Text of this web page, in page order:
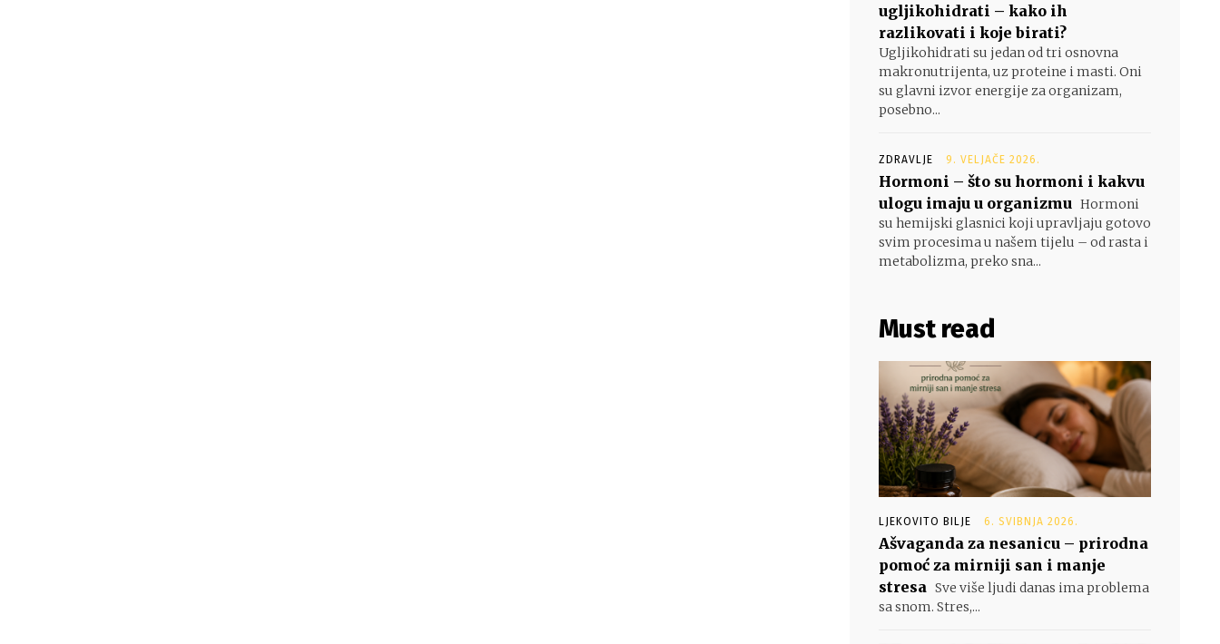
ugljikohidrati – kako ih
razlikovati i koje birati?
Ugljikohidrati su jedan od tri osnovna
makronutrijenta, uz proteine i masti. Oni
su glavni izvor energije za organizam,
posebno...
ZDRAVLJE 9. VELJAČE 2026.
Hormoni – što su hormoni i kakvu
ulogu imaju u organizmu Hormoni
su hemijski glasnici koji upravljaju gotovo
svim procesima u našem tijelu – od rasta i
metabolizma, preko sna...
Must read
LJEKOVITO BILJE 6. SVIBNJA 2026.
Ašvaganda za nesanicu – prirodna
pomoć za mirniji san i manje
stresa Sve više ljudi danas ima problema
sa snom. Stres,...